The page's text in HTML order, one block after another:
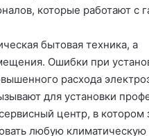
которые работают с
бытовая техника, а
Ошибки при
расхода
для установки
центр, в котором
любую климатическую